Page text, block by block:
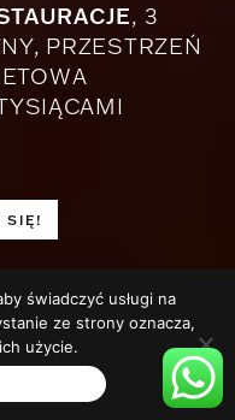
, 3
PRZESTRZEŃ
SIĘ!
świadczyć usługi na
ze strony oznacza,
użycie.